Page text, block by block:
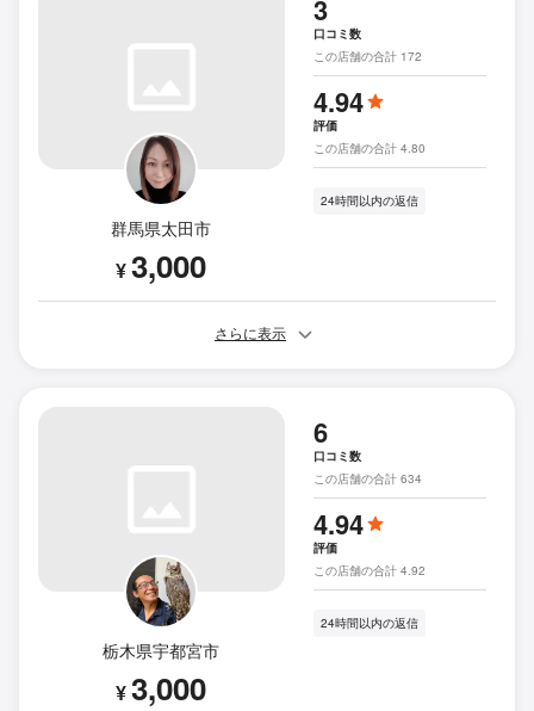
群馬県太田市
¥3,000
3
口コミ数
この店舗の合計 172
4.94
評価
この店舗の合計 4.80
24時間以内の返信
さらに表示
栃木県宇都宮市
¥3,000
6
口コミ数
この店舗の合計 634
4.94
評価
この店舗の合計 4.92
24時間以内の返信